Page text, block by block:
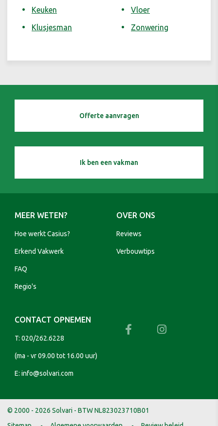
Keuken
Klusjesman
Vloer
Zonwering
Offerte aanvragen
Ik ben een vakman
MEER WETEN?
Hoe werkt Casius?
Erkend Vakwerk
FAQ
Regio's
OVER ONS
Reviews
Verbouwtips
CONTACT OPNEMEN
T: 020/262.6228
(ma - vr 09.00 tot 16.00 uur)
E: info@solvari.com
© 2000 - 2026 Solvari - BTW NL823023710B01